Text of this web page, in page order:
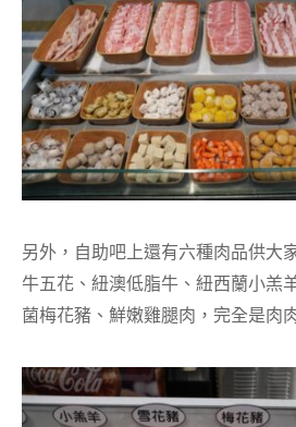
另外，自助吧上還有六種肉品供大
牛五花、紐澳低脂牛、紐西蘭小羔
菌梅花豬、鮮嫩雞腿肉，完全是肉